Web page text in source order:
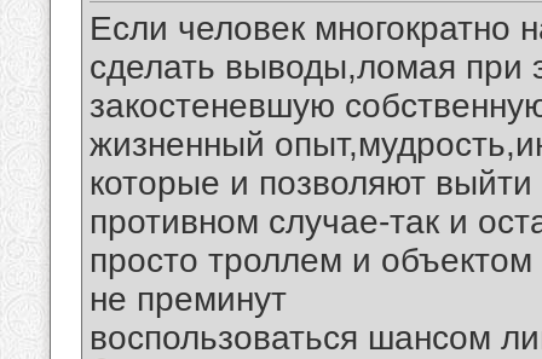
Если человек многократно
сделать выводы,ломая при
закостеневшую
жизненный
которые и позволяют
противном случае-так и
просто троллем и
не преминут
воспользоваться шансом